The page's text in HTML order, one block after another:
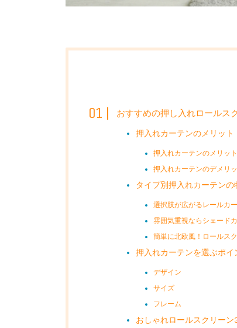
おすすめの押し入れロールス
押入れカーテンのメリット
押入れカーテンのメリット
押入れカーテンのデメリ
タイプ別押入れカーテン
選択肢が広がるレールカ
雰囲気重視ならシェード
簡単に北欧風！ロールス
押入れカーテンを選ぶポイ
デザイン
サイズ
フレーム
おしゃれロールスクリーン